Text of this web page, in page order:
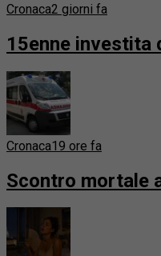
Cronaca2 giorni fa
15enne investita
Cronaca19 ore fa
Scontro mortale